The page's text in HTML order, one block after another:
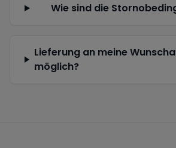
Wie sind die
Lieferung an meine
möglich?